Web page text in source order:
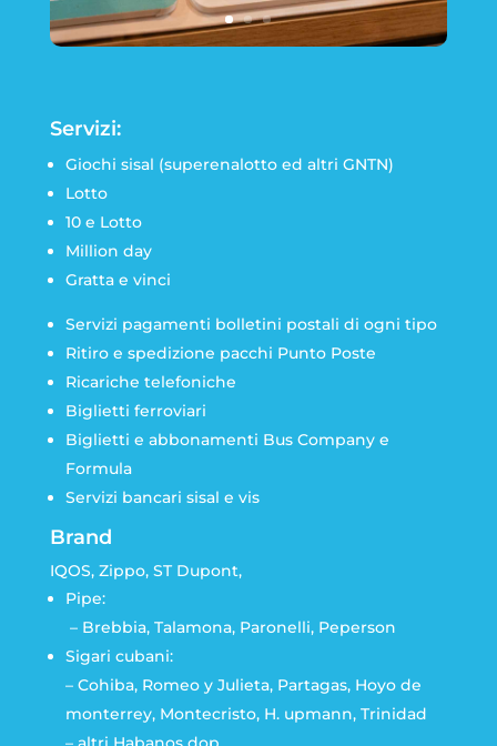
Servizi:
Giochi sisal (superenalotto ed altri GNTN)
Lotto
10 e Lotto
Million day
Gratta e vinci
Servizi pagamenti bolletini postali di ogni tipo
Ritiro e spedizione pacchi Punto Poste
Ricariche telefoniche
Biglietti ferroviari
Biglietti e abbonamenti Bus Company e
Formula
Servizi bancari sisal e vis
Brand
IQOS, Zippo, ST Dupont,
Pipe:
– Brebbia, Talamona, Paronelli, Peperson
Sigari cubani:
– Cohiba, Romeo y Julieta, Partagas, Hoyo de
monterrey, Montecristo, H. upmann, Trinidad